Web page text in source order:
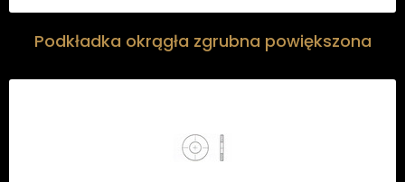
Podkładka okrągła zgrubna powiększona